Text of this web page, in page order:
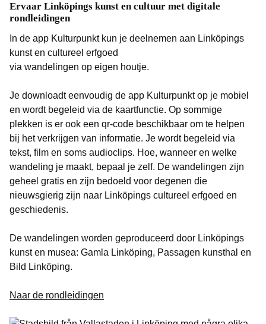
Ervaar Linköpings kunst en cultuur met digitale
rondleidingen
In de app Kulturpunkt kun je deelnemen aan Linköpings
kunst en cultureel erfgoed
via wandelingen op eigen houtje.
Je downloadt eenvoudig de app Kulturpunkt op je mobiel
en wordt begeleid via de kaartfunctie. Op sommige
plekken is er ook een qr-code beschikbaar om te helpen
bij het verkrijgen van informatie. Je wordt begeleid via
tekst, film en soms audioclips. Hoe, wanneer en welke
wandeling je maakt, bepaal je zelf. De wandelingen zijn
geheel gratis en zijn bedoeld voor degenen die
nieuwsgierig zijn naar Linköpings cultureel erfgoed en
geschiedenis.
De wandelingen worden geproduceerd door Linköpings
kunst en musea: Gamla Linköping, Passagen kunsthal en
Bild Linköping.
Naar de rondleidingen